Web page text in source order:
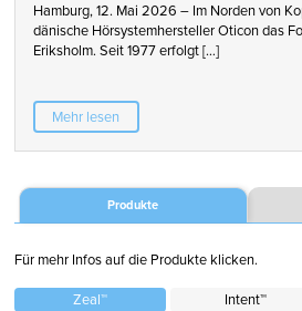
Hamburg, 12. Mai 2026 – Im Norden von
dänische Hörsystemhersteller Oticon das
Eriksholm. Seit 1977 erfolgt […]
Mehr lesen
Produkte
Für mehr Infos auf die Produkte klicken.
Zeal™ Intent™